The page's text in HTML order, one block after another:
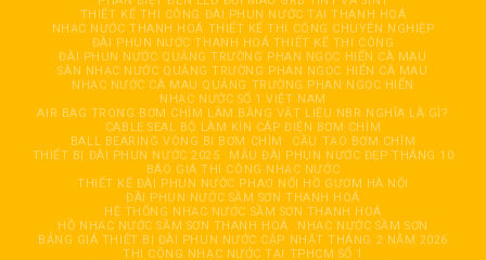
THIẾT KẾ THI CÔNG ĐÀI PHUN NƯỚC TẠI THANH HOÁ
NHẠC NƯỚC THANH HOÁ THIẾT KẾ THI CÔNG CHUYÊN NGHIỆP
ĐÀI PHUN NƯỚC THANH HOÁ THIẾT KẾ THI CÔNG
ĐÀI PHUN NƯỚC QUẢNG TRƯỜNG PHAN NGỌC HIỂN CÀ MAU
SÀN NHẠC NƯỚC QUẢNG TRƯỜNG PHAN NGỌC HIỂN CÀ MAU
NHẠC NƯỚC CÀ MAU QUẢNG TRƯỜNG PHAN NGỌC HIỂN
NHẠC NƯỚC SỐ 1 VIỆT NAM
AIR BAG TRONG BƠM CHÌM LÀM BẰNG VẬT LIỆU NBR NGHĨA LÀ GÌ?
CABLE SEAL BỘ LÀM KÍN CÁP ĐIỆN BƠM CHÌM
BALL BEARING VÒNG BI BƠM CHÌM
CẦU TẠO BƠM CHÌM
THIẾT BỊ ĐÀI PHUN NƯỚC 2025
MẪU ĐÀI PHUN NƯỚC ĐẸP THÁNG 10
BÁO GIÁ THI CÔNG NHẠC NƯỚC
THIẾT KẾ ĐÀI PHUN NƯỚC PHAO NỔI HỒ GƯƠM HÀ NỘI
ĐÀI PHUN NƯỚC SẦM SƠN THANH HOÁ
HỆ THỐNG NHẠC NƯỚC SẦM SƠN THANH HOÁ
HỒ NHẠC NƯỚC SẦM SƠN THANH HOÁ
NHẠC NƯỚC SẦM SƠN
BẢNG GIÁ THIẾT BỊ ĐÀI PHUN NƯỚC CẬP NHẬT THÁNG 2 NĂM 2026
THI CÔNG NHẠC NƯỚC TẠI TPHCM SỐ 1